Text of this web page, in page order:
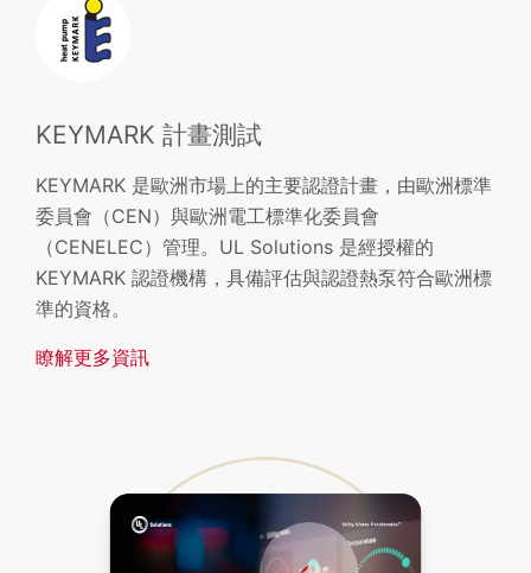
KEYMARK 計畫測試
KEYMARK 是歐洲市場上的主要認證計畫，由歐洲標準
委員會（CEN）與歐洲電工標準化委員會
（CENELEC）管理。UL Solutions 是經授權的
KEYMARK 認證機構，具備評估與認證熱泵符合歐洲標
準的資格。
瞭解更多資訊